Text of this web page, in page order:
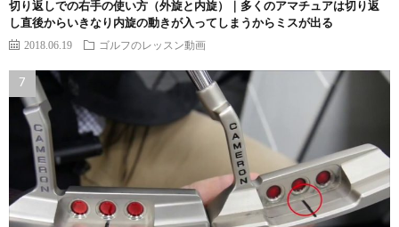
切り返しでの右手の使い方（外旋と内旋）｜多くのアマチュアは切り返
し直後からいきなり内旋の動きが入ってしまうからミスが出る
2018.06.19 ゴルフのレッスン動画